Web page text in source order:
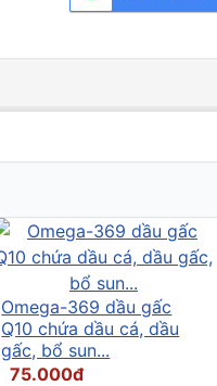
Omega-369 dầu gấc
Q10 chứa dầu cá, dầu
gấc, bổ sun...
75.000đ